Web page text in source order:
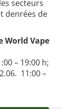
secteurs
denrées de
World Vape
– 19:00 h;
11:00 –